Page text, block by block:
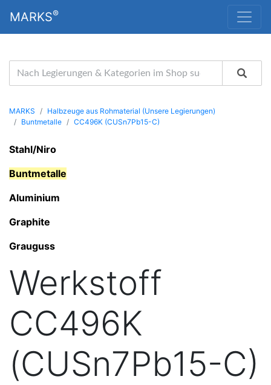
MARKS®
MARKS
Halbzeuge aus Rohmaterial (Unsere Legierungen)
Buntmetalle
CC496K (CUSn7Pb15-C)
Stahl/Niro
Buntmetalle
Aluminium
Graphite
Grauguss
Werkstoff
CC496K
(CUSn7Pb15-C)